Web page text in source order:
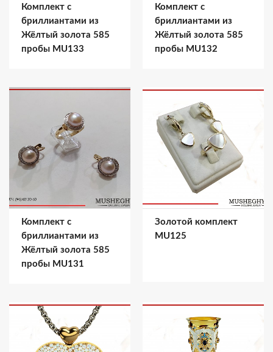
Комплект с
бриллиантами из
Жёлтый золота 585
пробы MU133
Комплект с
бриллиантами из
Жёлтый золота 585
пробы MU132
Комплект с
бриллиантами из
Жёлтый золота 585
пробы MU131
Золотой комплект
MU125